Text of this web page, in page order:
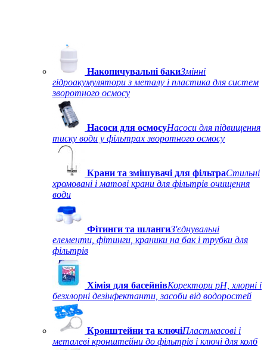
Накопичувальні бакиЗмінні
гідроакумулятори з металу і пластика для систем
зворотного осмосу
Насоси для осмосуНасоси для підвищення
тиску води у фільтрах зворотного осмосу
Крани та змішувачі для фільтраСтильні
хромовані і матові крани для фільтрів очищення
води
Фітинги та шлангиЗ'єднувальні
елементи, фітинги, краники на бак і трубки для
фільтрів
Хімія для басейнівКоректори рН, хлорні і
безхлорні дезінфектанти, засоби від водоростей
Кронштейни та ключіПластмасові і
металеві кронштейни до фільтрів і ключі для колб